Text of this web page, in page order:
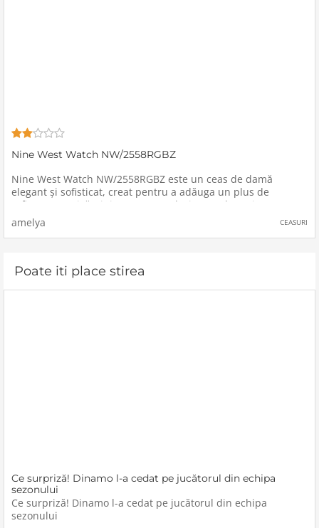
Nine West Watch NW/2558RGBZ
Nine West Watch NW/2558RGBZ este un ceas de damă
elegant și sofisticat, creat pentru a adăuga un plus de
rafinament oricărei ținute. Cu un design modern și
funcționalități de înaltă calitate, acest ceas este alegerea
perfectă pentru
amelya CEASURI
Poate iti place stirea
Ce surpriză! Dinamo l-a cedat pe jucătorul din echipa
sezonului
Ce surpriză! Dinamo l-a cedat pe jucătorul din echipa
sezonului